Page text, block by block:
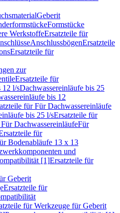
Geberit
Formstücke
WerkstoffeErsatzteile für
AnschlussbögenErsatzteile
Ersatzteile für
zur
Ersatzteile für
12 l/sDachwassereinläufe bis 25
bis 12
für Für Dachwassereinläufe
bis 25 l/sErsatzteile für
DachwassereinläufeFür
für
Bodenabläufe 13 x 13
und
[1]Ersatzteile für
Geberit
Ersatzteile für
für Werkzeuge für Geberit